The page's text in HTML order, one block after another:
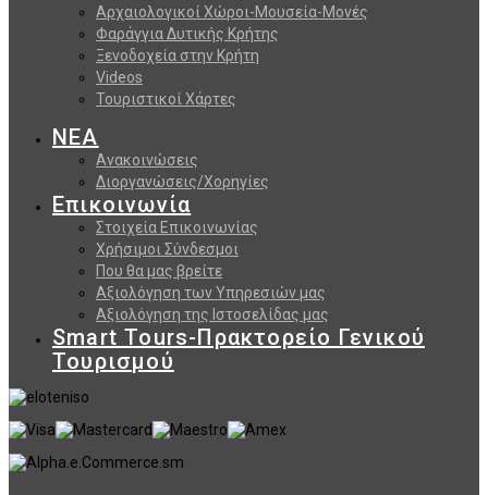
Αρχαιολογικοί Χώροι-Μουσεία-Μονές
Φαράγγια Δυτικής Κρήτης
Ξενοδοχεία στην Κρήτη
Videos
Τουριστικοί Χάρτες
ΝΕΑ
Ανακοινώσεις
Διοργανώσεις/Χορηγίες
Επικοινωνία
Στοιχεία Επικοινωνίας
Χρήσιμοι Σύνδεσμοι
Που θα μας βρείτε
Αξιολόγηση των Υπηρεσιών μας
Αξιολόγηση της Ιστοσελίδας μας
Smart Tours-Πρακτορείο Γενικού
Τουρισμού